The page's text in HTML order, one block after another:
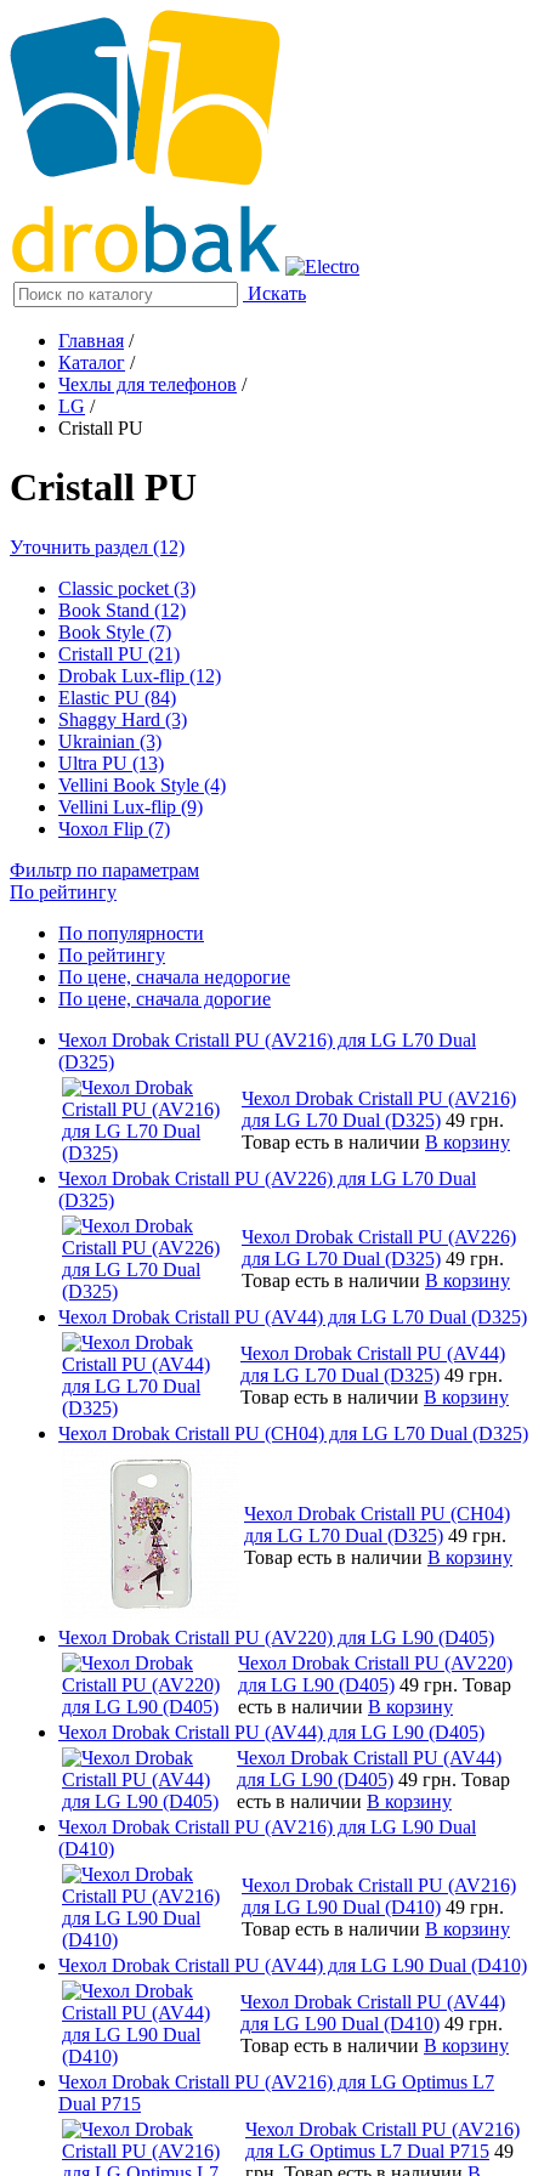
Искать
Главная /
Каталог /
Чехлы для телефонов /
LG /
Cristall PU
Cristall PU
Уточнить раздел (12)
Classic pocket (3)
Book Stand (12)
Book Style (7)
Cristall PU (21)
Drobak Lux-flip (12)
Elastic PU (84)
Shaggy Hard (3)
Ukrainian (3)
Ultra PU (13)
Vellini Book Style (4)
Vellini Lux-flip (9)
Чохол Flip (7)
Фильтр по параметрам
По рейтингу
По популярности
По рейтингу
По цене, сначала недорогие
По цене, сначала дорогие
Чехол Drobak Cristall PU (AV216) для LG L70 Dual
(D325)
Чехол Drobak Cristall PU (AV216)
для LG L70 Dual (D325) 49 грн.
Товар есть в наличии В корзину
Чехол Drobak Cristall PU (AV226) для LG L70 Dual
(D325)
Чехол Drobak Cristall PU (AV226)
для LG L70 Dual (D325) 49 грн.
Товар есть в наличии В корзину
Чехол Drobak Cristall PU (AV44) для LG L70 Dual (D325)
Чехол Drobak Cristall PU (AV44)
для LG L70 Dual (D325) 49 грн.
Товар есть в наличии В корзину
Чехол Drobak Cristall PU (CH04) для LG L70 Dual (D325)
Чехол Drobak Cristall PU (CH04)
для LG L70 Dual (D325) 49 грн.
Товар есть в наличии В корзину
Чехол Drobak Cristall PU (AV220) для LG L90 (D405)
Чехол Drobak Cristall PU (AV220)
для LG L90 (D405) 49 грн. Товар
есть в наличии В корзину
Чехол Drobak Cristall PU (AV44) для LG L90 (D405)
Чехол Drobak Cristall PU (AV44)
для LG L90 (D405) 49 грн. Товар
есть в наличии В корзину
Чехол Drobak Cristall PU (AV216) для LG L90 Dual
(D410)
Чехол Drobak Cristall PU (AV216)
для LG L90 Dual (D410) 49 грн.
Товар есть в наличии В корзину
Чехол Drobak Cristall PU (AV44) для LG L90 Dual (D410)
Чехол Drobak Cristall PU (AV44)
для LG L90 Dual (D410) 49 грн.
Товар есть в наличии В корзину
Чехол Drobak Cristall PU (AV216) для LG Optimus L7
Dual P715
Чехол Drobak Cristall PU (AV216)
для LG Optimus L7 Dual P715 49